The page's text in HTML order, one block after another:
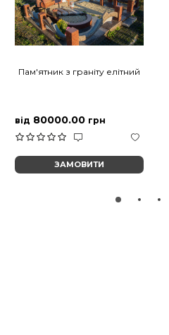
Пам'ятник з граніту елітний
від 80000.00 грн
ЗАМОВИТИ